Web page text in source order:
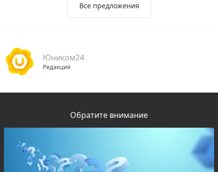
Все предложения
Юником24
Редакция
Обратите внимание